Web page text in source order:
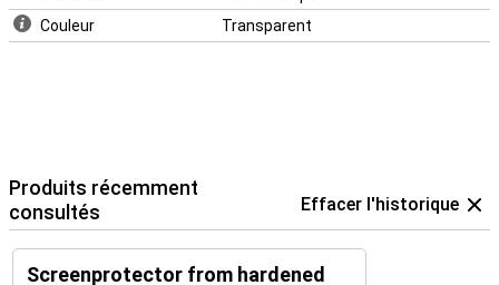
Couleur
Transparent
Produits récemment
consultés
Effacer l'historique
Screenprotector from hardened